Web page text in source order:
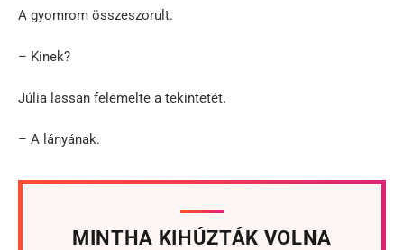
A gyomrom összeszorult.
– Kinek?
Júlia lassan felemelte a tekintetét.
– A lányának.
MINTHA KIHÚZTÁK VOLNA